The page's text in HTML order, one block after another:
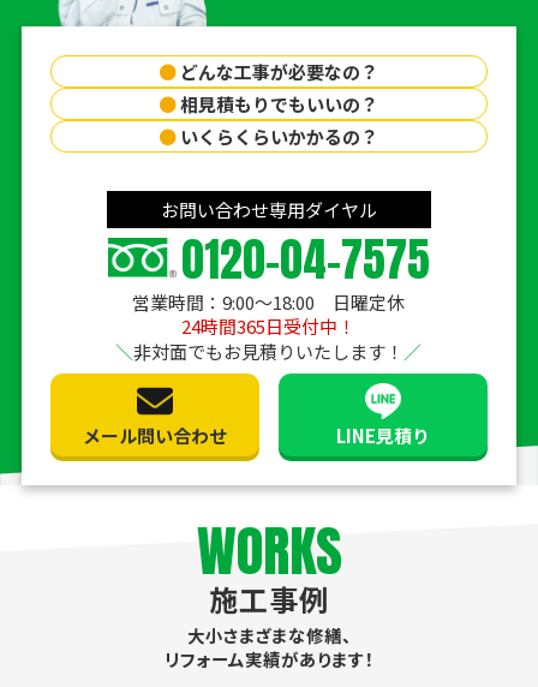
● どんな工事が必要なの？
●相見積もりでもいいの？
● いくらくらいかかるの？
お問い合わせ専用ダイヤル
0120-04-7575
営業時間：9:00〜18:00 日曜定休
24時間365日受付中！
非対面でもお見積りいたします！
メール問い合わせ LINE見積り
WORKS
施工事例
大小さまざまな修繕、
リフォーム実績があります！